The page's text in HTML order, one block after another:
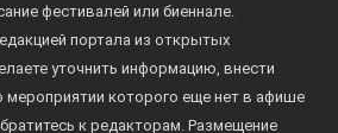
фестивалей или биеннале.
портала из открытых
уточнить информацию, внести
мероприятии которого еще нет в афише
к редакторам. Размещение